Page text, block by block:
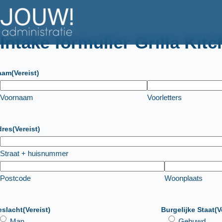
naar
de
inhoud
Intake formulier Grilla
(Vereist)
Voornaam Voorletters
(Vereist)
Straat + huisnummer
Postcode Woonplaats
(Vereist) Burgelijke Staat